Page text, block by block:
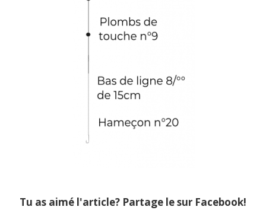
Tu as aimé l'article? Partage le sur Facebook!